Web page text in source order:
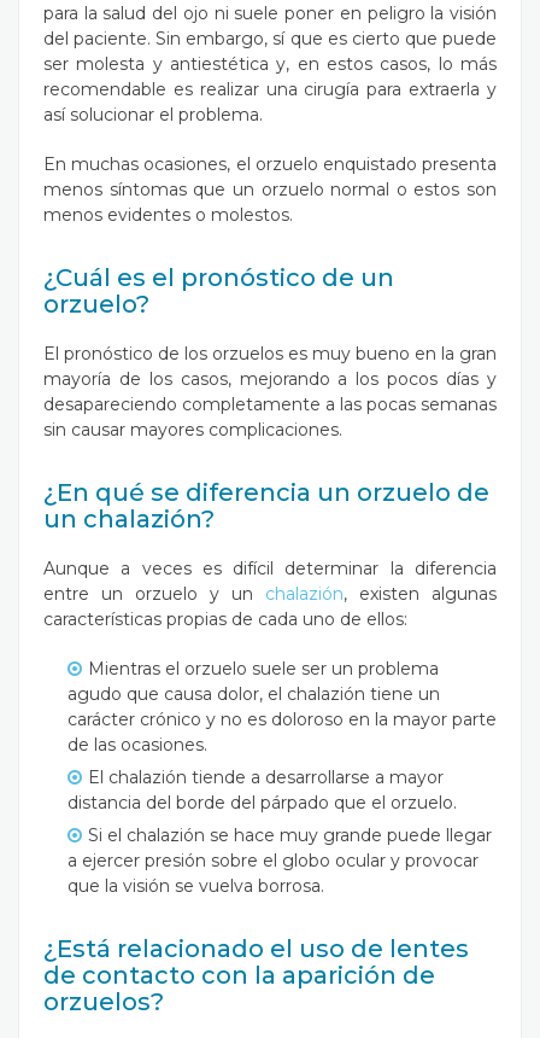
para la salud del ojo ni suele poner en peligro la visión
del paciente. Sin embargo, sí que es cierto que puede
ser molesta y antiestética y, en estos casos, lo más
recomendable es realizar una cirugía para extraerla y
así solucionar el problema.
En muchas ocasiones, el orzuelo enquistado presenta
menos síntomas que un orzuelo normal o estos son
menos evidentes o molestos.
¿Cuál es el pronóstico de un
orzuelo?
El pronóstico de los orzuelos es muy bueno en la gran
mayoría de los casos, mejorando a los pocos días y
desapareciendo completamente a las pocas semanas
sin causar mayores complicaciones.
¿En qué se diferencia un orzuelo de
un chalazión?
Aunque a veces es difícil determinar la diferencia
entre un orzuelo y un chalazión, existen algunas
características propias de cada uno de ellos:
Mientras el orzuelo suele ser un problema
agudo que causa dolor, el chalazión tiene un
carácter crónico y no es doloroso en la mayor parte
de las ocasiones.
El chalazión tiende a desarrollarse a mayor
distancia del borde del párpado que el orzuelo.
Si el chalazión se hace muy grande puede llegar
a ejercer presión sobre el globo ocular y provocar
que la visión se vuelva borrosa.
¿Está relacionado el uso de lentes
de contacto con la aparición de
orzuelos?